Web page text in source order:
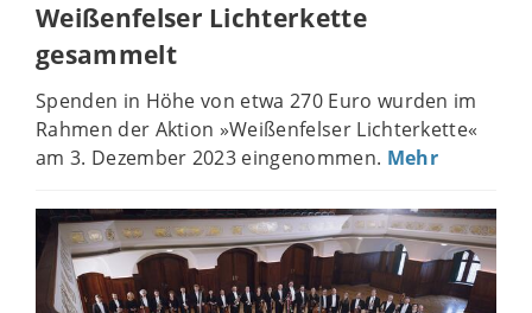
Weißenfelser Lichterkette
gesammelt
Spenden in Höhe von etwa 270 Euro wurden im
Rahmen der Aktion »Weißenfelser Lichterkette«
am 3. Dezember 2023 eingenommen. Mehr